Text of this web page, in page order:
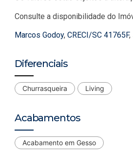
Consulte a disponibilidade do
Marcos Godoy, CRECI/SC 41765F,
Diferenciais
Churrasqueira Living
Acabamentos
Acabamento em Gesso